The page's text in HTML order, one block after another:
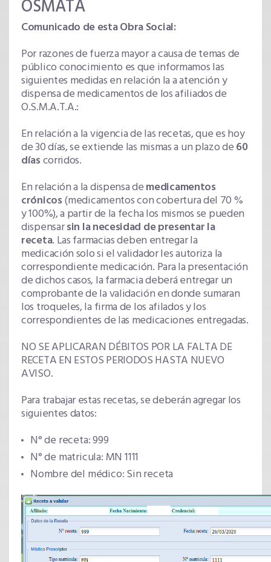
OSMATA
Comunicado de esta Obra Social:
Por razones de fuerza mayor a causa de temas de
público conocimiento es que informamos las
siguientes medidas en relación la a atención y
dispensa de medicamentos de los afiliados de
O.S.M.A.T.A.:
En relación a la vigencia de las recetas, que es hoy
de 30 días, se extiende las mismas a un plazo de60
díascorridos.
En relación a la dispensa demedicamentos
crónicos(medicamentos con cobertura del 70 %
y 100%), a partir de la fecha los mismos se pueden
dispensarsin la necesidad de presentar la
receta. Las farmacias deben entregar la
medicación solo si el validador les autoriza la
correspondiente medicación. Para la presentación
de dichos casos, la farmacia deberá entregar un
comprobante de la validación en donde sumaran
los troqueles, la firma de los afilados y los
correspondientes de las medicaciones entregadas.
NO SE APLICARAN DÉBITOS POR LA FALTA DE
RECETA EN ESTOS PERIODOS HASTA NUEVO
AVISO.
Para trabajar estas recetas, se deberán agregar los
siguientes datos:
N° de receta: 999
N° de matricula: MN 1111
Nombre del médico: Sin receta